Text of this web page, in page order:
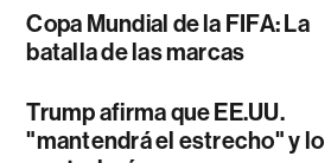
Copa Mundial de la FIFA: La
batalla de las marcas
Trump afirma que EE.UU.
"mantendrá el estrecho" y lo